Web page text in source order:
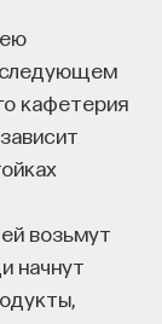
следующем
кафетерия
возьмут
начнут